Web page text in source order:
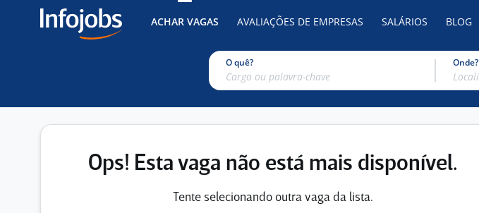
ACHAR VAGAS AVALIAÇÕES DE EMPRESAS SALÁRIOS BLOG
O quê? Onde?
Ops! Esta vaga não está mais disponível.
Tente selecionando outra vaga da lista.